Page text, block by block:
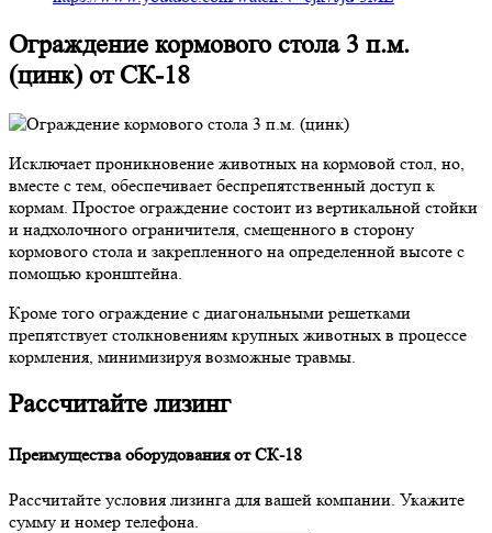
Ограждение кормового стола 3 п.м.
(цинк) от СК-18
Исключает проникновение животных на кормовой стол, но,
вместе с тем, обеспечивает беспрепятственный доступ к
кормам. Простое ограждение состоит из вертикальной стойки
и надхолочного ограничителя, смещенного в сторону
кормового стола и закрепленного на определенной высоте с
помощью кронштейна.
Кроме того ограждение с диагональными решетками
препятствует столкновениям крупных животных в процессе
кормления, минимизируя возможные травмы.
Рассчитайте лизинг
Преимущества оборудования от СК-18
Рассчитайте условия лизинга для вашей компании. Укажите
сумму и номер телефона.